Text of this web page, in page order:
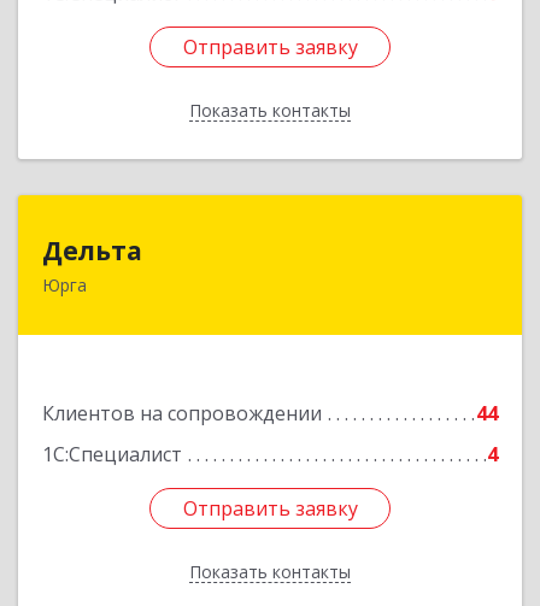
Отправить заявку
Показать контакты
Отправить заявку
Назад
Дельта
Юрга
Клиентов на сопровождении
44
1С:Специалист
4
Отправить заявку
Показать контакты
Отправить заявку
Назад